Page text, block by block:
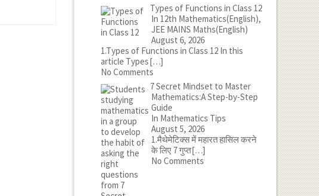
Types of Functions in Class 12
In 12th Mathematics(English),
JEE MAINS Maths(English)
August 6, 2026
1.Types of Functions in Class 12 In this
article Types[…]
No Comments
7 Secret Mindset to Master
Mathematics:A Step-by-Step
Guide
In Mathematics Tips
August 5, 2026
1.मैथेमेटिक्स में महारत हासिल करने
के लिए 7 गुप्त[…]
No Comments